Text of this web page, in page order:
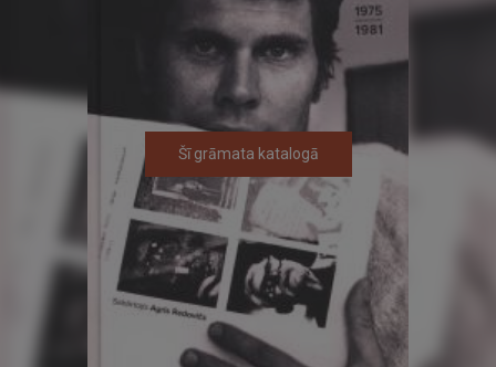
Šī grāmata katalogā